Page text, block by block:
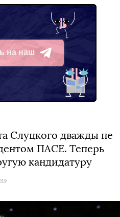
на наш
Слуцкого дважды не
ПАСЕ. Теперь
кандидатуру